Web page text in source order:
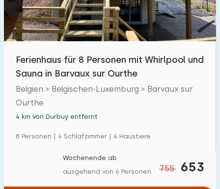
Ferienhaus für 8 Personen mit Whirlpool und
Sauna in Barvaux sur Ourthe
Belgien > Belgischen-Luxemburg > Barvaux sur
Ourthe
4 km von Durbuy entfernt
8 Personen | 4 Schlafzimmer | 4 Haustiere
755 653
Wochenende ab
ausgehend von 6 Personen